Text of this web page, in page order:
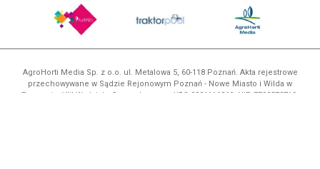
AgroHorti Media Sp. z o.o. ul. Metalowa 5, 60-118 Poznań. Akta rejestrowe
przechowywane w Sądzie Rejonowym Poznań - Nowe Miasto i Wilda w
Poznaniu, VIII Wydziale Gospodarczym, KRS 0001116269, NIP 7792573719,